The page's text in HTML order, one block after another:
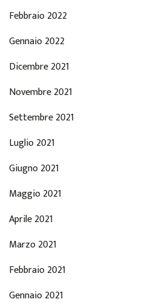
Febbraio 2022
Gennaio 2022
Dicembre 2021
Novembre 2021
Settembre 2021
Luglio 2021
Giugno 2021
Maggio 2021
Aprile 2021
Marzo 2021
Febbraio 2021
Gennaio 2021